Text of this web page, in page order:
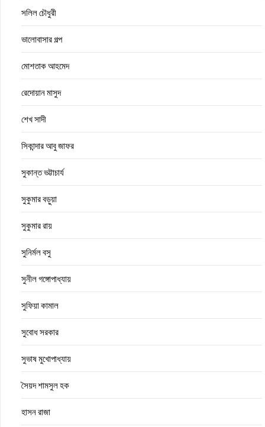
সলিল চৌধুরী
ভালোবাসার গল্প
মোশতাক আহমেদ
রেদোয়ান মাসুদ
শেখ সাদী
সিকান্দার আবু জাফর
সুকান্ত ভট্টাচার্য
সুকুমার বড়ুয়া
সুকুমার রায়
সুনির্মল বসু
সুনীল গঙ্গোপাধ্যায়
সুফিয়া কামাল
সুবোধ সরকার
সুভাষ মুখোপাধ্যায়
সৈয়দ শামসুল হক
হাসন রাজা